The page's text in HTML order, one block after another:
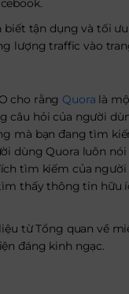
biết tận dụng và tối
lượng traffic vào
cho rằng Quora là
câu hỏi của người
mà bạn đang tìm
dùng Quora luôn
tìm kiếm của người
thấy thông tin hữu
từ Tổng quan về
đáng kinh ngạc.